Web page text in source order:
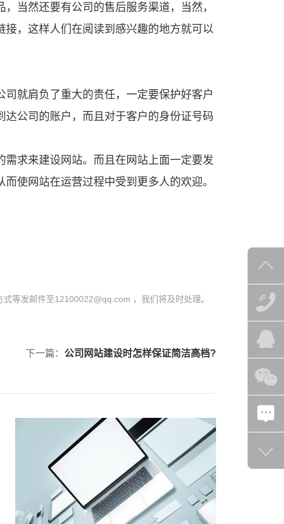
，这样人们在阅读到感兴趣的地方就可以
公司的账户，而且对于客户的身份证号码
求来建设网站。而且在网站上面一定要发
使网站在运营过程中受到更多人的欢迎。
等发邮件至12100022@qq.com ，我们将及时处理。
下一篇： 公司网站建设时怎样保证简洁高档?